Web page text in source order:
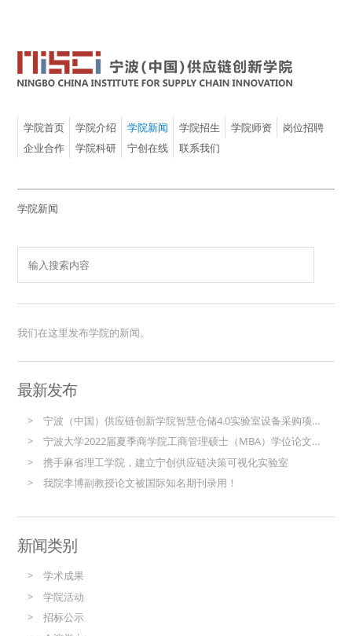
学院首页 学院介绍 学院新闻 学院招生 学院师资
岗位招聘
企业合作
学院科研 宁创在线 联系我们
学院新闻
我们在这里发布学院的新闻。
最新发布
宁波（中国）供应链创新学院智慧仓储4.0实验室设备采购项目（重新招标）招标公告
宁波大学2022届夏季商学院工商管理硕士（MBA）学位论文答辩（供应链方向）公告
携手麻省理工学院，建立宁创供应链决策可视化实验室
我院李博副教授论文被国际知名期刊录用！
新闻类别
学术成果
学院活动
招标公示